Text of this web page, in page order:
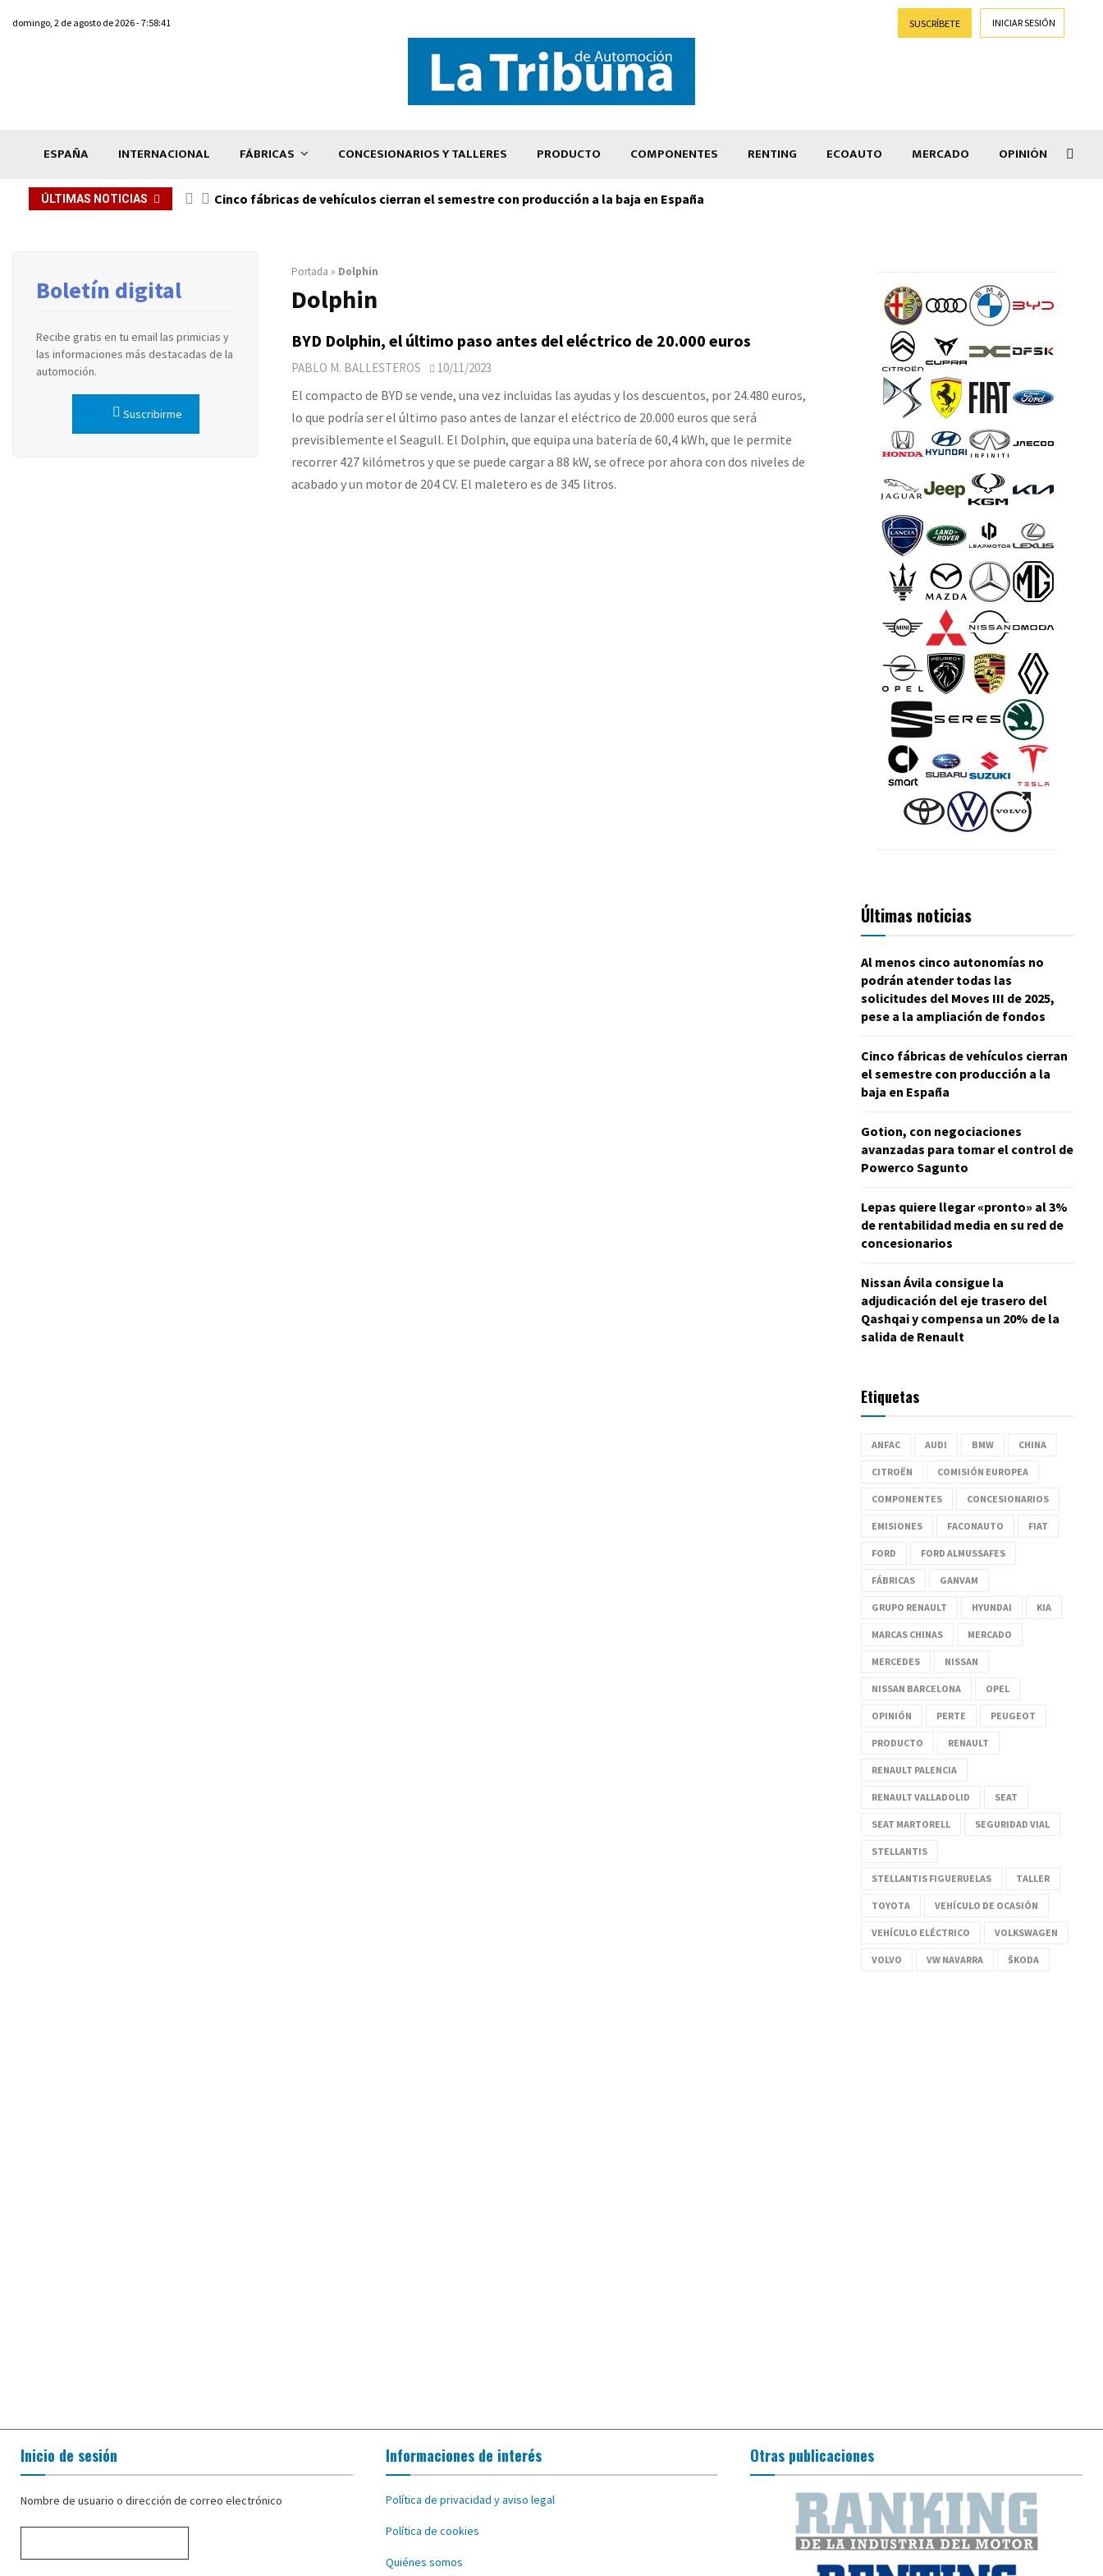
domingo, 2 de agosto de 2026 - 7:58:41 SUSCRÍBETE INICIAR SESIÓN
ESPAÑA INTERNACIONAL FÁBRICAS CONCESIONARIOS Y TALLERES PRODUCTO COMPONENTES RENTING ECOAUTO MERCADO OPINIÓN
ÚLTIMAS NOTICIAS Cinco fábricas de vehículos cierran el semestre con producción a la baja en España
Portada » Dolphin
Dolphin
BYD Dolphin, el último paso antes del eléctrico de 20.000 euros
PABLO M. BALLESTEROS 10/11/2023
El compacto de BYD se vende, una vez incluidas las ayudas y los descuentos, por 24.480 euros,
lo que podría ser el último paso antes de lanzar el eléctrico de 20.000 euros que será
previsiblemente el Seagull. El Dolphin, que equipa una batería de 60,4 kWh, que le permite
recorrer 427 kilómetros y que se puede cargar a 88 kW, se ofrece por ahora con dos niveles de
acabado y un motor de 204 CV. El maletero es de 345 litros.
Boletín digital
Recibe gratis en tu email las primicias y
las informaciones más destacadas de la
automoción.
Suscribirme
Últimas noticias
Al menos cinco autonomías no
podrán atender todas las
solicitudes del Moves III de 2025,
pese a la ampliación de fondos
Cinco fábricas de vehículos cierran
el semestre con producción a la
baja en España
Gotion, con negociaciones
avanzadas para tomar el control de
Powerco Sagunto
Lepas quiere llegar «pronto» al 3%
de rentabilidad media en su red de
concesionarios
Nissan Ávila consigue la
adjudicación del eje trasero del
Qashqai y compensa un 20% de la
salida de Renault
Etiquetas
ANFAC AUDI BMW CHINA
CITROËN COMISIÓN EUROPEA
COMPONENTES CONCESIONARIOS
EMISIONES FACONAUTO FIAT
FORD FORD ALMUSSAFES
FÁBRICAS GANVAM
GRUPO RENAULT HYUNDAI KIA
MARCAS CHINAS MERCADO
MERCEDES NISSAN
NISSAN BARCELONA OPEL
OPINIÓN PERTE PEUGEOT
PRODUCTO RENAULT
RENAULT PALENCIA
RENAULT VALLADOLID SEAT
SEAT MARTORELL SEGURIDAD VIAL
STELLANTIS
STELLANTIS FIGUERUELAS TALLER
TOYOTA VEHÍCULO DE OCASIÓN
VEHÍCULO ELÉCTRICO VOLKSWAGEN
VOLVO VW NAVARRA ŠKODA
Inicio de sesión
Nombre de usuario o dirección de correo electrónico
Informaciones de interés
Política de privacidad y aviso legal
Política de cookies
Quiénes somos
Otras publicaciones